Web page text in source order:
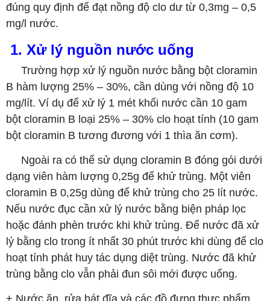
đúng quy định để đạt nồng độ clo dư từ 0,3mg – 0,5
mg/l nước.
1. Xử lý nguồn nước uống
Trường hợp xử lý nguồn nước bằng bột cloramin
B hàm lượng 25% – 30%, cần dùng với nồng độ 10
mg/lít. Ví dụ để xử lý 1 mét khối nước cần 10 gam
bột cloramin B loại 25% – 30% clo hoạt tính (10 gam
bột cloramin B tương đương với 1 thìa ăn cơm).
Ngoài ra có thể sử dụng cloramin B đóng gói dưới
dạng viên hàm lượng 0,25g để khử trùng. Một viên
cloramin B 0,25g dùng để khử trùng cho 25 lít nước.
Nếu nước đục cần xử lý nước bằng biện pháp lọc
hoặc đánh phèn trước khi khử trùng. Để nước đã xử
lý bằng clo trong ít nhất 30 phút trước khi dùng để clo
hoạt tính phát huy tác dụng diệt trùng. Nước đã khử
trùng bằng clo vẫn phải đun sôi mới được uống.
+ Nước ăn, rửa bát đĩa và các đồ đựng thực phẩm